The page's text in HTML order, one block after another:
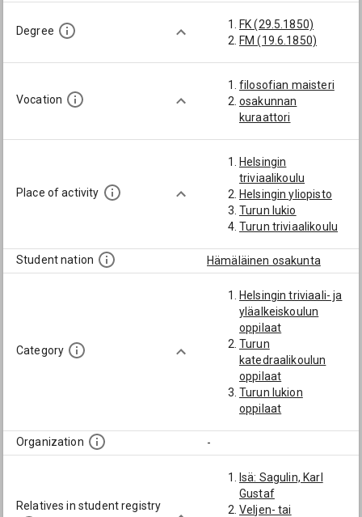
Degree
FK (29.5.1850)
FM (19.6.1850)
Vocation
filosofian maisteri
osakunnan
kuraattori
Place of activity
Helsingin
triviaalikoulu
Helsingin yliopisto
Turun lukio
Turun triviaalikoulu
Student nation Hämäläinen osakunta
Category
Helsingin triviaali- ja
yläalkeiskoulun
oppilaat
Turun
katedraalikoulun
oppilaat
Turun lukion
oppilaat
Organization -
Relatives in student registry
Isä: Sagulin, Karl
Gustaf
Veljen- tai